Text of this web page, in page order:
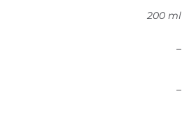
200 ml
–
–